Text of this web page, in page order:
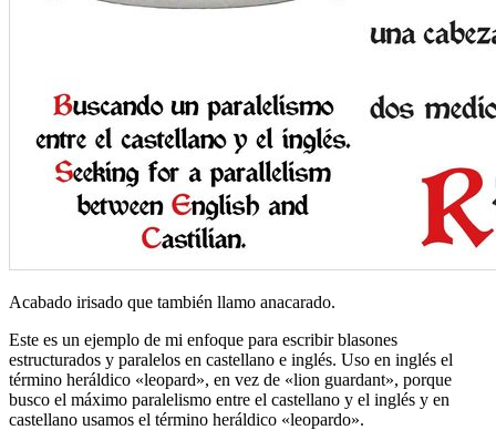
Acabado irisado que también llamo anacarado.
Este es un ejemplo de mi enfoque para escribir blasones
estructurados y paralelos en castellano e inglés. Uso en inglés el
término heráldico «leopard», en vez de «lion guardant», porque
busco el máximo paralelismo entre el castellano y el inglés y en
castellano usamos el término heráldico «leopardo».